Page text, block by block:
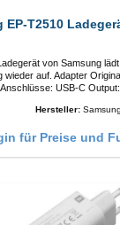
Samsung EP-T2510
Samsung lädt alle Smartphones schnell
Original Samsung Hochwertige
Hersteller: Samsung
für Preise und